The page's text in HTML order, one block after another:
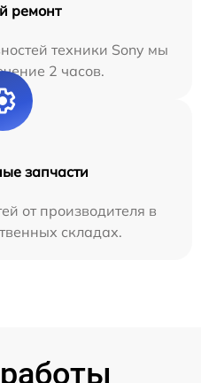
ремонт
техники Sony мы
2 часов.
запчасти
от производителя в
складах.